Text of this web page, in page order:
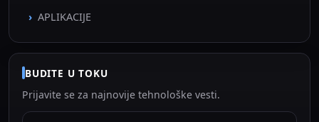
APLIKACIJE
BUDITE U TOKU
Prijavite se za najnovije tehnološke vesti.